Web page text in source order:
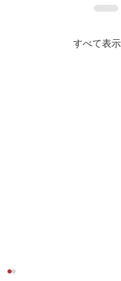
すべて表示